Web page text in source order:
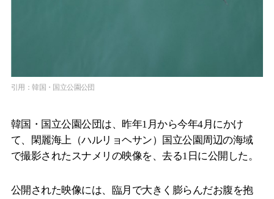
引用：韓国・国立公園公団
韓国・国立公園公団は、昨年1月から今年4月にかけ
て、閑麗海上（ハルリョヘサン）国立公園周辺の海域
で撮影されたスナメリの映像を、去る1日に公開した。
公開された映像には、臨月で大きく膨らんだお腹を抱